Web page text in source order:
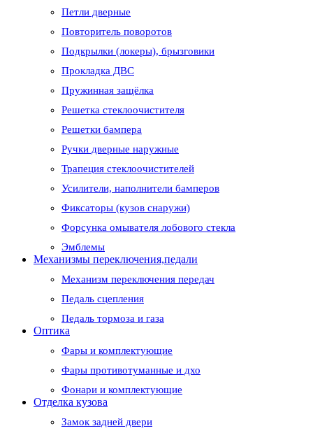
Петли дверные
Повторитель поворотов
Подкрылки (локеры), брызговики
Прокладка ДВС
Пружинная защёлка
Решетка стеклоочистителя
Решетки бампера
Ручки дверные наружные
Трапеция стеклоочистителей
Усилители, наполнители бамперов
Фиксаторы (кузов снаружи)
Форсунка омывателя лобового стекла
Эмблемы
Механизмы переключения,педали
Механизм переключения передач
Педаль сцепления
Педаль тормоза и газа
Оптика
Фары и комплектующие
Фары противотуманные и дхо
Фонари и комплектующие
Отделка кузова
Замок задней двери